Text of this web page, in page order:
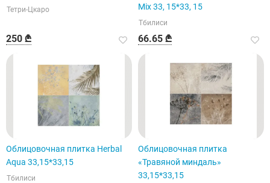
Тетри-Цкаро
250 ₾
Mix 33, 15*33, 15
Тбилиси
66.65 ₾
Облицовочная плитка Herbal
Aqua 33,15*33,15
Тбилиси
Облицовочная плитка
«Травяной миндаль»
33,15*33,15